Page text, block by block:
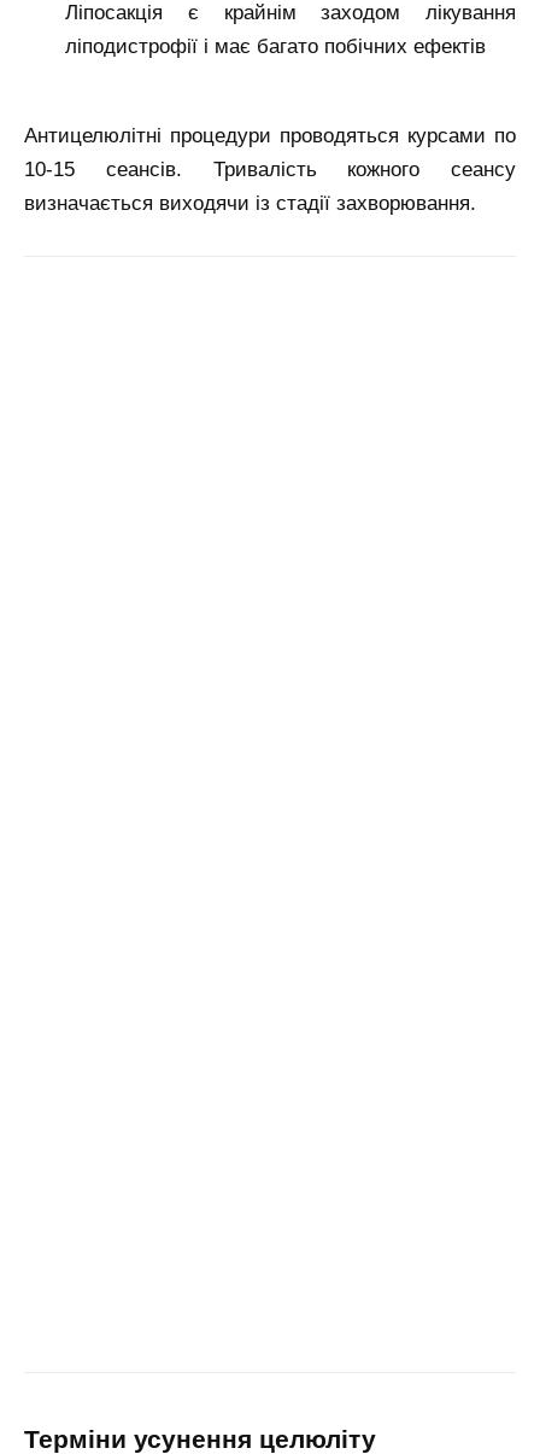
Ліпосакція є крайнім заходом лікування
ліподистрофії і має багато побічних ефектів
Антицелюлітні процедури проводяться курсами по
10-15 сеансів. Тривалість кожного сеансу
визначається виходячи із стадії захворювання.
терміни усунення целюліту